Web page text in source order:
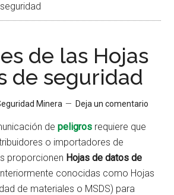
de las Hojas
de seguridad
Minera Deja un comentario
depeligros requiere que
o importadores de
proporcionen Hojas de datos de
conocidas como Hojas
de materiales o MSDS) para